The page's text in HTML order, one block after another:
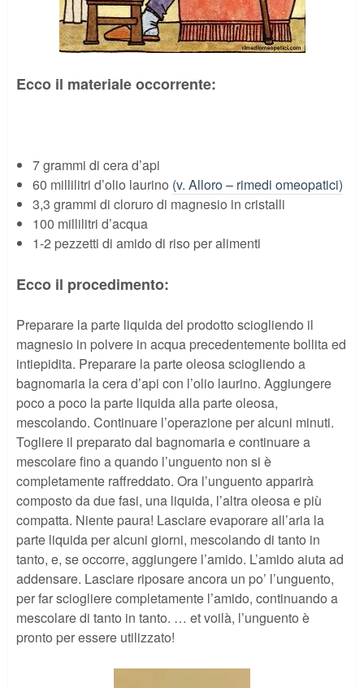
Ecco il materiale occorrente:
7 grammi di cera d’api
60 millilitri d’olio laurino (v. Alloro – rimedi omeopatici)
3,3 grammi di cloruro di magnesio in cristalli
100 millilitri d’acqua
1-2 pezzetti di amido di riso per alimenti
Ecco il procedimento:
Preparare la parte liquida del prodotto sciogliendo il
magnesio in polvere in acqua precedentemente bollita ed
intiepidita. Preparare la parte oleosa sciogliendo a
bagnomaria la cera d’api con l’olio laurino. Aggiungere
poco a poco la parte liquida alla parte oleosa,
mescolando. Continuare l’operazione per alcuni minuti.
Togliere il preparato dal bagnomaria e continuare a
mescolare fino a quando l’unguento non si è
completamente raffreddato. Ora l’unguento apparirà
composto da due fasi, una liquida, l’altra oleosa e più
compatta. Niente paura! Lasciare evaporare all’aria la
parte liquida per alcuni giorni, mescolando di tanto in
tanto, e, se occorre, aggiungere l’amido. L’amido aiuta ad
addensare. Lasciare riposare ancora un po’ l’unguento,
per far sciogliere completamente l’amido, continuando a
mescolare di tanto in tanto. … et voilà, l’unguento è
pronto per essere utilizzato!